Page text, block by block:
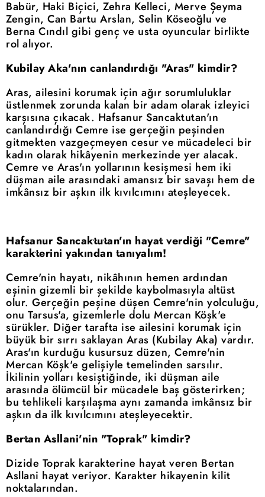
Babür, Haki Biçici, Zehra Kelleci, Merve Şeyma
Zengin, Can Bartu Arslan, Selin Köseoğlu ve
Berna Cındıl gibi genç ve usta oyuncular birlikte
rol alıyor.
Kubilay Aka'nın canlandırdığı "Aras" kimdir?
Aras, ailesini korumak için ağır sorumluluklar
üstlenmek zorunda kalan bir adam olarak izleyici
karşısına çıkacak. Hafsanur Sancaktutan'ın
canlandırdığı Cemre ise gerçeğin peşinden
gitmekten vazgeçmeyen cesur ve mücadeleci bir
kadın olarak hikâyenin merkezinde yer alacak.
Cemre ve Aras'ın yollarının kesişmesi hem iki
düşman aile arasındaki amansız bir savaşı hem de
imkânsız bir aşkın ilk kıvılcımını ateşleyecek.
Hafsanur Sancaktutan'ın hayat verdiği "Cemre"
karakterini yakından tanıyalım!
Cemre'nin hayatı, nikâhının hemen ardından
eşinin gizemli bir şekilde kaybolmasıyla altüst
olur. Gerçeğin peşine düşen Cemre'nin yolculuğu,
onu Tarsus'a, gizemlerle dolu Mercan Köşk'e
sürükler. Diğer tarafta ise ailesini korumak için
büyük bir sırrı saklayan Aras (Kubilay Aka) vardır.
Aras'ın kurduğu kusursuz düzen, Cemre'nin
Mercan Köşk'e gelişiyle temelinden sarsılır.
İkilinin yolları kesiştiğinde, iki düşman aile
arasında ölümcül bir mücadele baş gösterirken;
bu tehlikeli karşılaşma aynı zamanda imkânsız bir
aşkın da ilk kıvılcımını ateşleyecektir.
Bertan Asllani'nin "Toprak" kimdir?
Dizide Toprak karakterine hayat veren Bertan
Asllani hayat veriyor. Karakter hikayenin kilit
noktalarından.